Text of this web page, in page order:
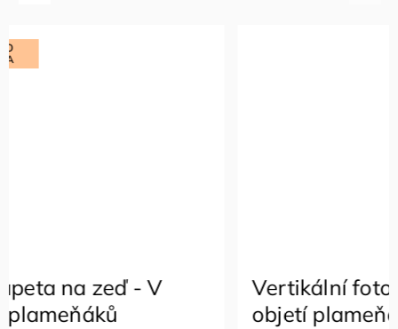
Vertikální fotožaluzie - V
objetí plameňáků